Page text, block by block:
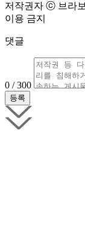
저작권자 ⓒ 브라
이용 금지
댓글
0 / 300